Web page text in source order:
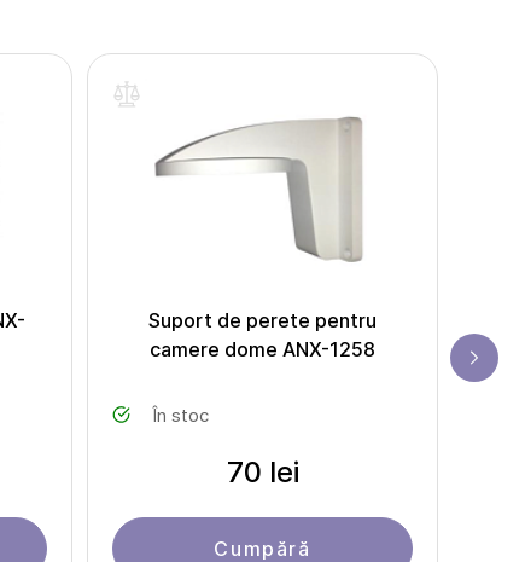
Suport de perete pentru
camere dome ANX-1258
În stoc
70 lei
Cumpără